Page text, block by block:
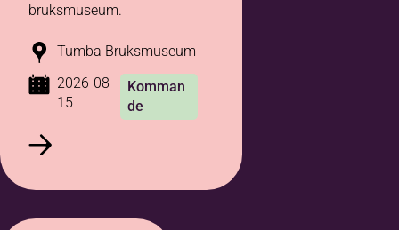
bruksmuseum.
Tumba Bruksmuseum
2026-08-
15
Komman
de